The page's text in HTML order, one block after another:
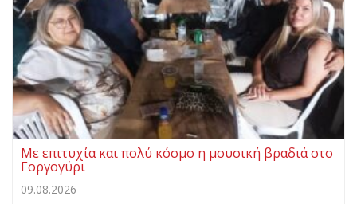
Με επιτυχία και πολύ κόσμο η μουσική βραδιά στο
Γοργογύρι
09.08.2026